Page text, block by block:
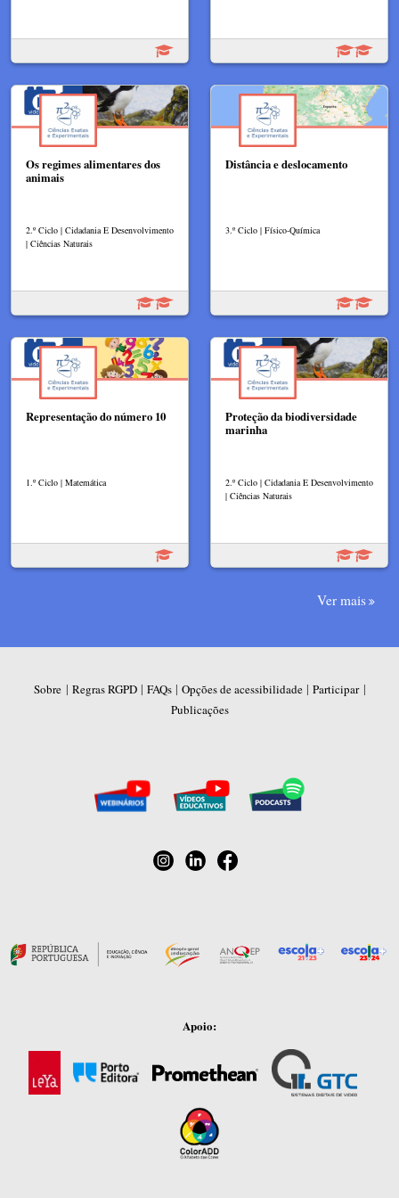
Os regimes alimentares dos
animais
2.º Ciclo | Cidadania E Desenvolvimento
| Ciências Naturais
Distância e deslocamento
3.º Ciclo | Físico-Química
Representação do número 10
1.º Ciclo | Matemática
Proteção da biodiversidade
marinha
2.º Ciclo | Cidadania E Desenvolvimento
| Ciências Naturais
Ver mais
Sobre | Regras RGPD| FAQs| Opções de acessibilidade| Participar|
Publicações
Apoio: